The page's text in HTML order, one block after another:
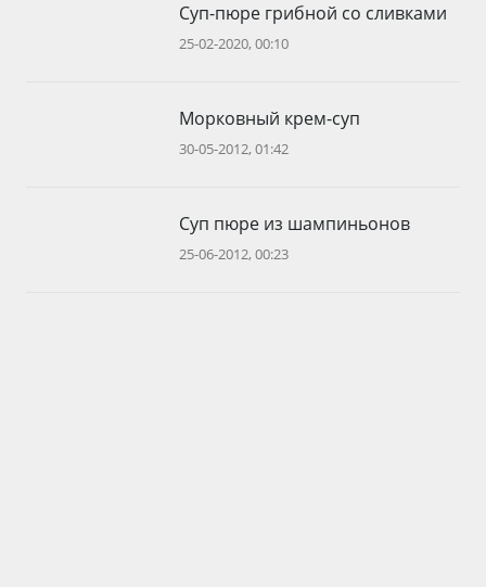
Суп-пюре грибной со сливками
25-02-2020, 00:10
Морковный крем-суп
30-05-2012, 01:42
Суп пюре из шампиньонов
25-06-2012, 00:23